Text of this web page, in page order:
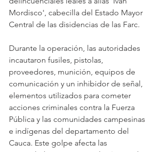
Mordisco', cabecilla del Estado Mayor
Central de las disidencias de las Farc.
Durante la operación, las autoridades
incautaron fusiles, pistolas,
proveedores, munición, equipos de
comunicación y un inhibidor de señal,
elementos utilizados para cometer
acciones criminales contra la Fuerza
Pública y las comunidades campesinas
e indígenas del departamento del
Cauca. Este golpe afecta las